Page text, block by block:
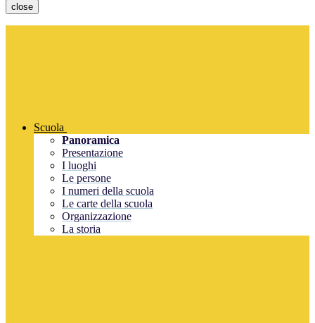
close
Scuola
Panoramica
Presentazione
I luoghi
Le persone
I numeri della scuola
Le carte della scuola
Organizzazione
La storia